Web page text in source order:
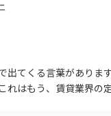
出てくる言葉がありま
れはもう、賃貸業界の